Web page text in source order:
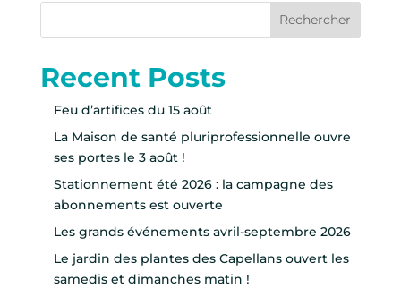
Rechercher
Recent Posts
Feu d’artifices du 15 août
La Maison de santé pluriprofessionnelle ouvre
ses portes le 3 août !
Stationnement été 2026 : la campagne des
abonnements est ouverte
Les grands événements avril-septembre 2026
Le jardin des plantes des Capellans ouvert les
samedis et dimanches matin !